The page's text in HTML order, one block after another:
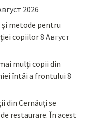
2026
metode pentru
copiilor8 Август
mulți copii din
întâi a frontului 8
din Cernăuți se
restaurare. În acest